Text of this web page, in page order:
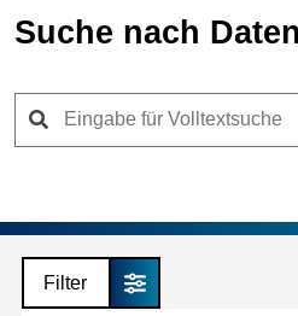
Suche nach
Filter